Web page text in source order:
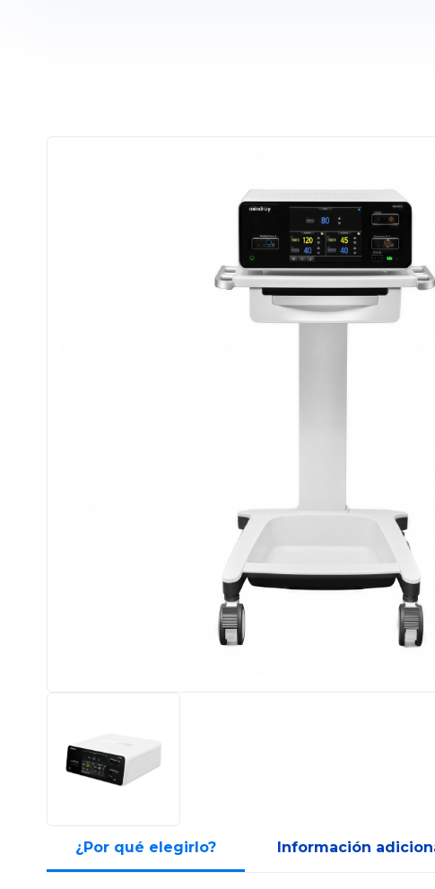
¿Por qué elegirlo? Información